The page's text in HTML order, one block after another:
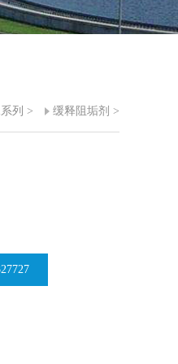
列 > 缓释阻垢剂 >